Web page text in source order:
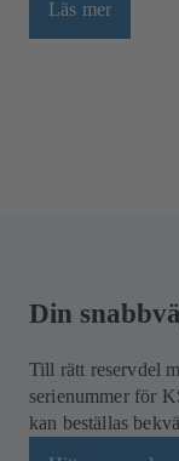
Läs mer
Din
Till rätt reservdel
serienummer för
kan beställas